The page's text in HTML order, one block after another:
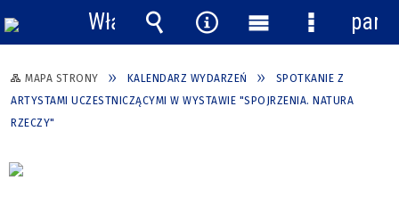
MAPA STRONY KALENDARZ WYDARZEŃ
SPOTKANIE Z
ARTYSTAMI UCZESTNICZĄCYMI W WYSTAWIE "SPOJRZENIA. NATURA
RZECZY"
Włącz
powiadomienia
Wyszukiwarka
Narzędzia
Menu
główne
Menu
panel